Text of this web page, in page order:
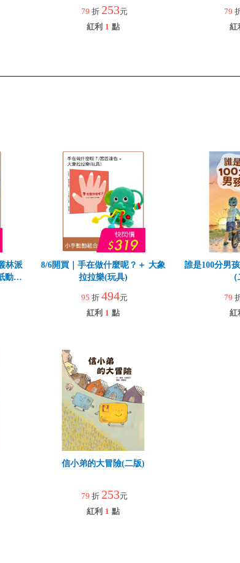
79 折 253元
紅利 1 點
79
紅
林派
動物
8/6開買｜手在做什麼呢？＋ 大象
拉拉樂(玩具)
95 折 494元
紅利 1 點
誰是100分男
79
紅
信小弟的大冒險(二版)
79 折 253元
紅利 1 點